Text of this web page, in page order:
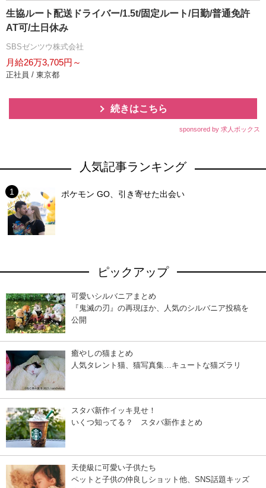
生協ルート配送ドライバー/1.5t/固定ルート/日勤/普通免許
AT可/土日休み
SBSゼンツウ株式会社
月給26万3,705円～
正社員 / 東京都
続きはこちら
sponsored by 求人ボックス
人気記事ランキング
ポケモン GO、引き寄せた出会い
ピックアップ
可愛いシルバニアまとめ
『鬼滅の刃』の再現ほか、人気のシルバニア投稿を
公開
癒やしの猫まとめ
人気タレント猫、猫写真集…キュートな猫ズラリ
スタバ新作イッキ見せ！
いくつ知ってる？ スタバ新作まとめ
天使級に可愛い子供たち
ペットと子供の仲良しショット他、SNS話題キッズ